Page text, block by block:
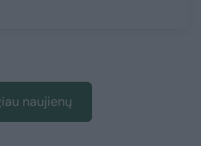
naujienų